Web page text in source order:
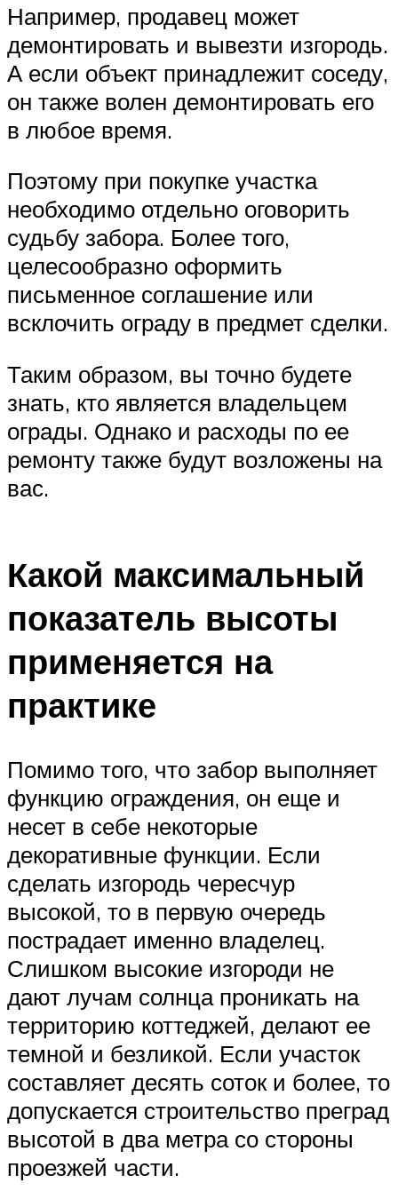
Например, продавец может
демонтировать и вывезти изгородь.
А если объект принадлежит соседу,
он также волен демонтировать его
в любое время.
Поэтому при покупке участка
необходимо отдельно оговорить
судьбу забора. Более того,
целесообразно оформить
письменное соглашение или
всклочить ограду в предмет сделки.
Таким образом, вы точно будете
знать, кто является владельцем
ограды. Однако и расходы по ее
ремонту также будут возложены на
вас.
Какой максимальный
показатель высоты
применяется на
практике
Помимо того, что забор выполняет
функцию ограждения, он еще и
несет в себе некоторые
декоративные функции. Если
сделать изгородь чересчур
высокой, то в первую очередь
пострадает именно владелец.
Слишком высокие изгороди не
дают лучам солнца проникать на
территорию коттеджей, делают ее
темной и безликой. Если участок
составляет десять соток и более, то
допускается строительство преград
высотой в два метра со стороны
проезжей части.